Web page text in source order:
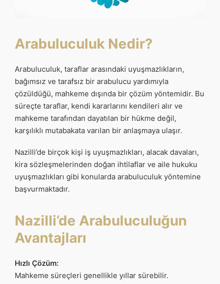
Arabuluculuk Nedir?
Arabuluculuk, taraflar arasındaki uyuşmazlıkların,
bağımsız ve tarafsız bir arabulucu yardımıyla
çözüldüğü, mahkeme dışında bir çözüm yöntemidir. Bu
süreçte taraflar, kendi kararlarını kendileri alır ve
mahkeme tarafından dayatılan bir hükme değil,
karşılıklı mutabakata varılan bir anlaşmaya ulaşır.
Nazilli’de birçok kişi iş uyuşmazlıkları, alacak davaları,
kira sözleşmelerinden doğan ihtilaflar ve aile hukuku
uyuşmazlıkları gibi konularda arabuluculuk yöntemine
başvurmaktadır.
Nazilli’de Arabuluculuğun
Avantajları
Hızlı Çözüm:
Mahkeme süreçleri genellikle yıllar sürebilir.